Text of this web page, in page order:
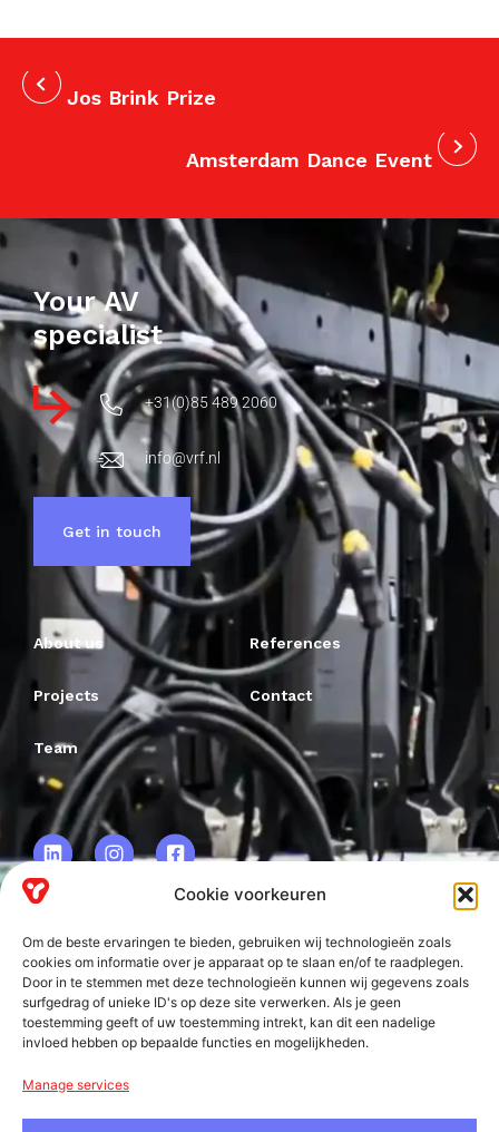
Cookie voorkeuren
Om de beste ervaringen te bieden, gebruiken wij technologieën zoals
cookies om informatie over je apparaat op te slaan en/of te raadplegen.
Door in te stemmen met deze technologieën kunnen wij gegevens zoals
surfgedrag of unieke ID's op deze site verwerken. Als je geen
toestemming geeft of uw toestemming intrekt, kan dit een nadelige
invloed hebben op bepaalde functies en mogelijkheden.
Manage services
Jos Brink Prize
Amsterdam Dance Event
Your AV
specialist
+31(0)85 489 2060
info@vrf.nl
Get in touch
VRF BV.
Frankweg 2
2153 PD
Nieuw-Vennep
About us References
Projects Contact
Team